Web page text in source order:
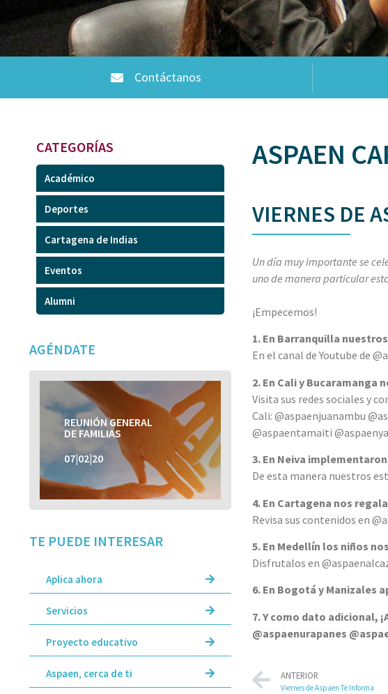
Contáctanos
CATEGORÍAS
Académico
Deportes
Cartagena de Indias
Eventos
Alumni
AGÉNDATE
REUNIÓN GENERAL
DE FAMILIAS
07|02|20
REUNIÓN GENERAL
DE FAMILIAS
07|02|20
TE PUEDE INTERESAR
Aplica ahora
Servicios
Proyecto educativo
Aspaen, cerca de ti
ASPAEN
VIERNES DE
Un día muy importante se
uno de manera particular
¡Empecemos!
1. En Barranquilla
En el canal de Youtube de
2. En Cali y
Visita sus redes sociales y
Cali: @aspaenjuanambu
@aspaentamaiti
3. En Neiva
De esta manera nuestros
4. En Cartagena nos
Revisa sus contenidos en
5. En Medellín los niños
Disfrutalos en
6. En Bogotá y Manizales
7. Y como dato adicional,
@aspaenurapanes
ANTERIOR
Viernes de Aspaen Te Informa